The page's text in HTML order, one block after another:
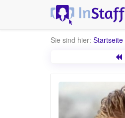
Sie sind hier: Startseite